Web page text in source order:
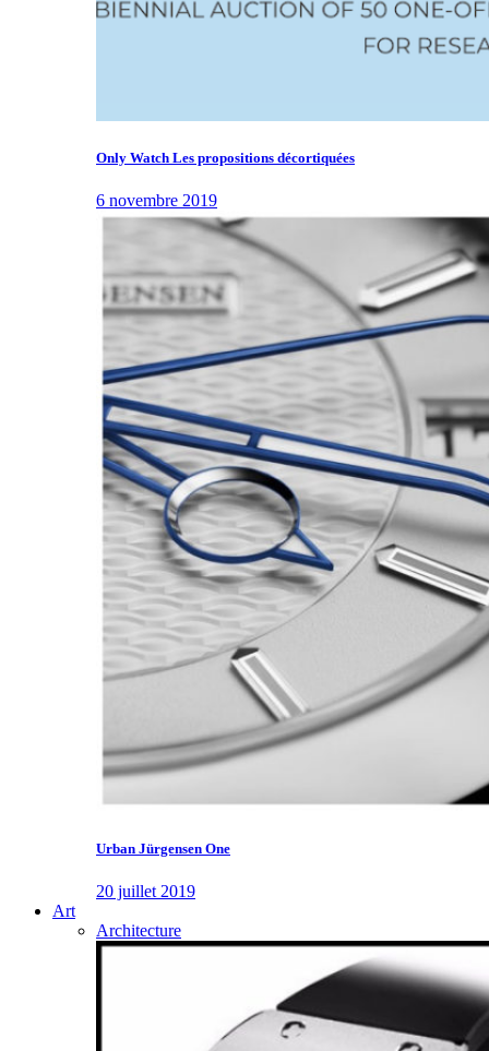
Only Watch Les propositions décortiquées
6 novembre 2019
Urban Jürgensen One
20 juillet 2019
Art
Architecture